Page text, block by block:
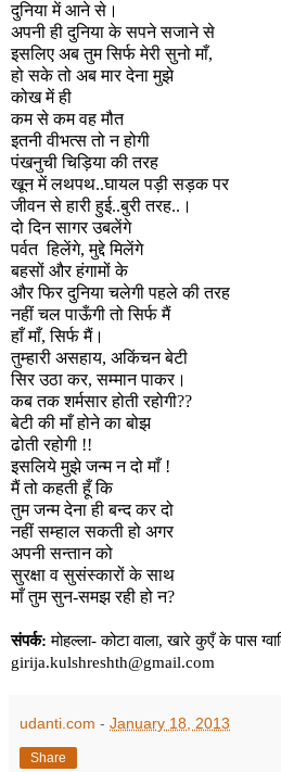
दुनिया में आने से।
अपनी ही दुनिया के सपने सजाने से
इसलिए अब तुम सिर्फ मेरी सुनो माँ,
हो सके तो अब मार देना मुझे
कोख में ही
कम से कम वह मौत
इतनी वीभत्स तो न होगी
पंखनुची चिड़िया की तरह
खून में लथपथ..घायल पड़ी सड़क पर
जीवन से हारी हुई..बुरी तरह..।
दो दिन सागर उबलेंगे
पर्वत हिलेंगे,मुद्दे मिलेंगे
बहसों और हंगामों के
और फिर दुनिया चलेगी पहले की तरह
नहीं चल पाऊँगी तो सिर्फ मैं
हाँ माँ,सिर्फ मैं।
तुम्हारी असहाय, अकिंचन बेटी
सिर उठा कर,सम्मान पाकर।
कब तक शर्मसार होती रहोगी??
बेटी की माँ होने का बोझ
ढोती रहोगी !!
इसलिये मुझे जन्म न दो माँ !
मैं तो कहती हूँ कि
तुम जन्म देना ही बन्द कर दो
नहीं सम्हाल सकती हो अगर
अपनी सन्तान को
सुरक्षा व सुसंस्कारों के साथ
माँ तुम सुन-समझ रही हो न?
संपर्क: मोहल्ला- कोटा वाला,खारे कुएँ के पास
girija.kulshreshth@gmail.com
udanti.com - January 18, 2013
Share